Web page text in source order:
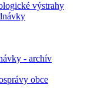
výstrahy
- archív
obce